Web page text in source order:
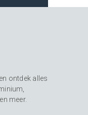
ontdek alles
meer.